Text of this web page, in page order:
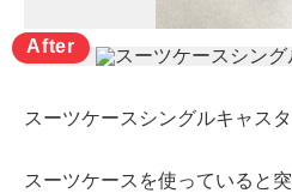
スーツケースシングルキャスタ
スーツケースを使っていると